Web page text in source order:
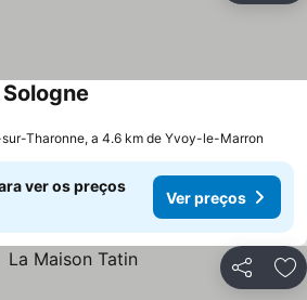
Tharonne, a 4.6 km de Yvoy-le-Marron
ver os preços
Ver preços
Partilhar